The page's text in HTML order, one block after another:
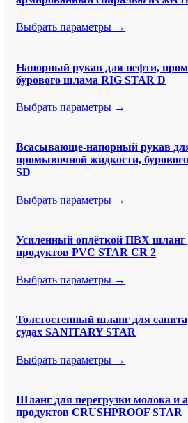
Выбрать параметры →
Напорный рукав для нефти,
бурового шлама RIG STAR D
Выбрать параметры →
Всасывающе-напорный рукав
промывочной жидкости,
SD
Выбрать параметры →
Усиленный оплёткой ПВХ
продуктов PVC STAR CR 2
Выбрать параметры →
Толстостенный шланг для
судах SANITARY STAR
Выбрать параметры →
Шланг для перегрузки молока и
продуктов CRUSHPROOF STAR